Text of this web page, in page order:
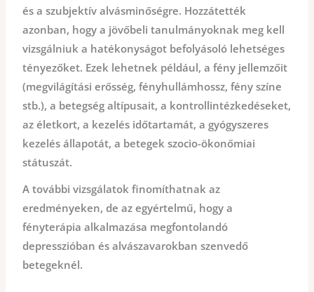
és a szubjektív alvásminőségre. Hozzátették
azonban, hogy a jövőbeli tanulmányoknak meg kell
vizsgálniuk a hatékonyságot befolyásoló lehetséges
tényezőket. Ezek lehetnek például, a fény jellemzőit
(megvilágítási erősség, fényhullámhossz, fény színe
stb.), a betegség altípusait, a kontrollintézkedéseket,
az életkort, a kezelés időtartamát, a gyógyszeres
kezelés állapotát, a betegek szocio-ökonőmiai
státuszát.
A további vizsgálatok finomíthatnak az
eredményeken, de az egyértelmű, hogy a
fényterápia alkalmazása megfontolandó
depresszióban és alvászavarokban szenvedő
betegeknél.